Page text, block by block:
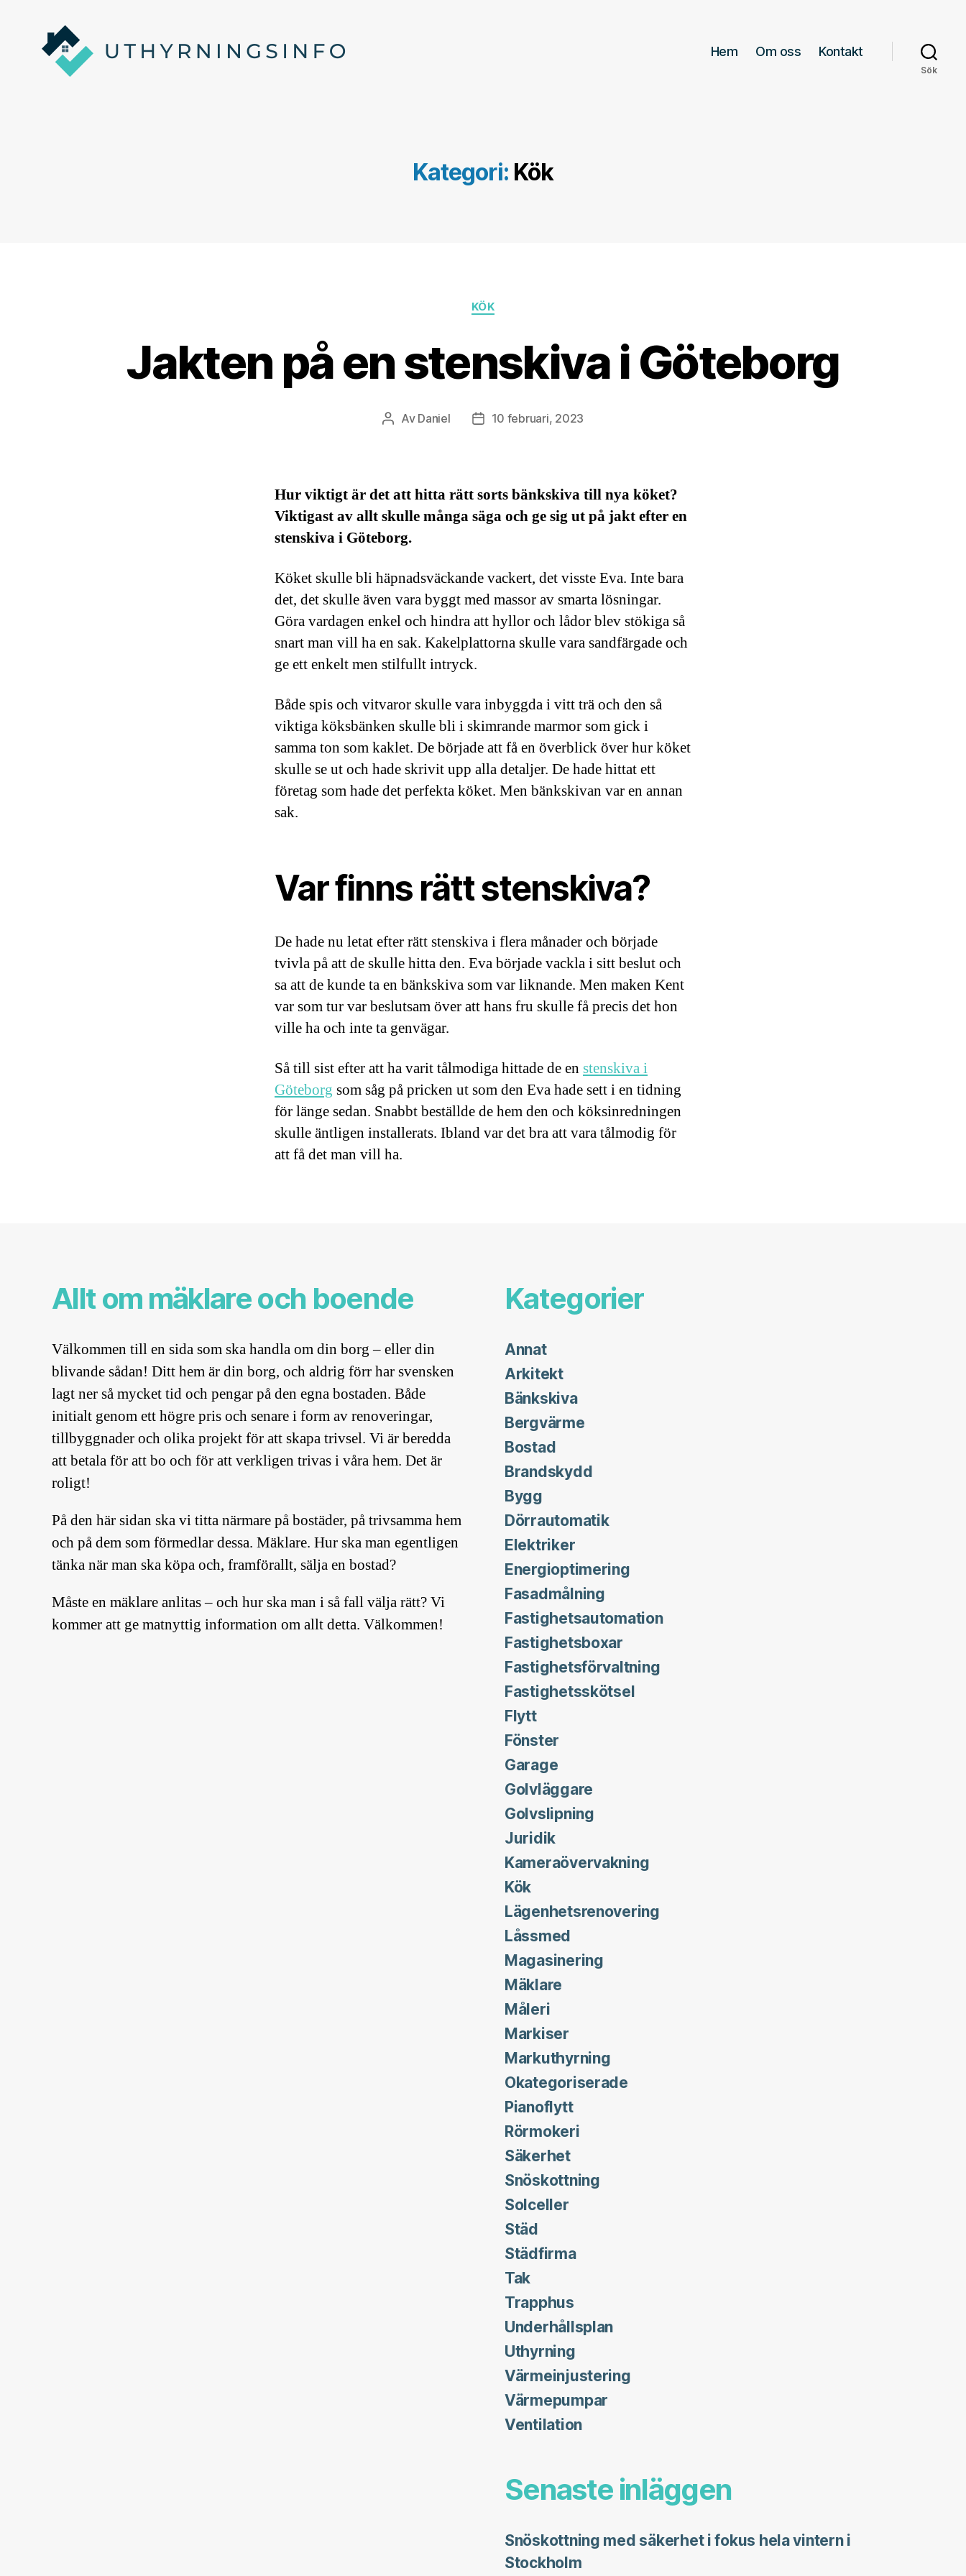
Hem Om oss Kontakt
Sök
Kategori: Kök
Kategorier
KÖK
Jakten på en stenskiva i Göteborg
Inläggsförfattare
Av Daniel Inläggsdatum
10 februari, 2023
Hur viktigt är det att hitta rätt sorts bänkskiva till nya köket?
Viktigast av allt skulle många säga och ge sig ut på jakt efter en
stenskiva i Göteborg.
Köket skulle bli häpnadsväckande vackert, det visste Eva. Inte bara
det, det skulle även vara byggt med massor av smarta lösningar.
Göra vardagen enkel och hindra att hyllor och lådor blev stökiga så
snart man vill ha en sak. Kakelplattorna skulle vara sandfärgade och
ge ett enkelt men stilfullt intryck.
Både spis och vitvaror skulle vara inbyggda i vitt trä och den så
viktiga köksbänken skulle bli i skimrande marmor som gick i
samma ton som kaklet. De började att få en överblick över hur köket
skulle se ut och hade skrivit upp alla detaljer. De hade hittat ett
företag som hade det perfekta köket. Men bänkskivan var en annan
sak.
Var finns rätt stenskiva?
De hade nu letat efter rätt stenskiva i flera månader och började
tvivla på att de skulle hitta den. Eva började vackla i sitt beslut och
sa att de kunde ta en bänkskiva som var liknande. Men maken Kent
var som tur var beslutsam över att hans fru skulle få precis det hon
ville ha och inte ta genvägar.
Så till sist efter att ha varit tålmodiga hittade de en stenskiva i
Göteborg som såg på pricken ut som den Eva hade sett i en tidning
för länge sedan. Snabbt beställde de hem den och köksinredningen
skulle äntligen installerats. Ibland var det bra att vara tålmodig för
att få det man vill ha.
Allt om mäklare och boende
Välkommen till en sida som ska handla om din borg – eller din
blivande sådan! Ditt hem är din borg, och aldrig förr har svensken
lagt ner så mycket tid och pengar på den egna bostaden. Både
initialt genom ett högre pris och senare i form av renoveringar,
tillbyggnader och olika projekt för att skapa trivsel. Vi är beredda
att betala för att bo och för att verkligen trivas i våra hem. Det är
roligt!
På den här sidan ska vi titta närmare på bostäder, på trivsamma hem
och på dem som förmedlar dessa. Mäklare. Hur ska man egentligen
tänka när man ska köpa och, framförallt, sälja en bostad?
Måste en mäklare anlitas – och hur ska man i så fall välja rätt? Vi
kommer att ge matnyttig information om allt detta. Välkommen!
Kategorier
Annat
Arkitekt
Bänkskiva
Bergvärme
Bostad
Brandskydd
Bygg
Dörrautomatik
Elektriker
Energioptimering
Fasadmålning
Fastighetsautomation
Fastighetsboxar
Fastighetsförvaltning
Fastighetsskötsel
Flytt
Fönster
Garage
Golvläggare
Golvslipning
Juridik
Kameraövervakning
Kök
Lägenhetsrenovering
Låssmed
Magasinering
Mäklare
Måleri
Markiser
Markuthyrning
Okategoriserade
Pianoflytt
Rörmokeri
Säkerhet
Snöskottning
Solceller
Städ
Städfirma
Tak
Trapphus
Underhållsplan
Uthyrning
Värmeinjustering
Värmepumpar
Ventilation
Senaste inläggen
Snöskottning med säkerhet i fokus hela vintern i
Stockholm